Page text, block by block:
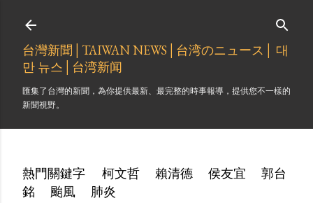
台灣新聞│TAIWAN NEWS│台湾のニュース│ 대
만 뉴스│台湾新闻
匯集了台灣的新聞，為你提供最新、最完整的時事報導，提供您不一樣的
新聞視野。
熱門關鍵字 柯文哲 賴清德 侯友宜
郭台
銘
颱風 肺炎